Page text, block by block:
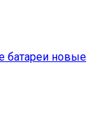
батареи новые